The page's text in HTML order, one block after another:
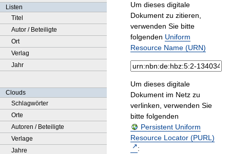
Listen
Titel
Autor / Beteiligte
Ort
Verlag
Jahr
Clouds
Schlagwörter
Orte
Autoren / Beteiligte
Verlage
Jahre
Um dieses digitale
Dokument zu zitieren,
verwenden Sie bitte
folgenden Uniform
Resource Name (URN)
Um dieses digitale
Dokument im Netz zu
verlinken, verwenden Sie
bitte folgenden
Persistent Uniform
Resource Locator (PURL)
: